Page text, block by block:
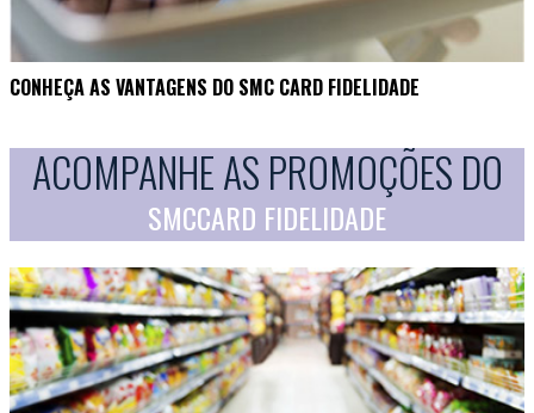
CONHEÇA AS VANTAGENS DO SMC CARD FIDELIDADE
ACOMPANHE AS PROMOÇÕES DO
SMCCARD FIDELIDADE